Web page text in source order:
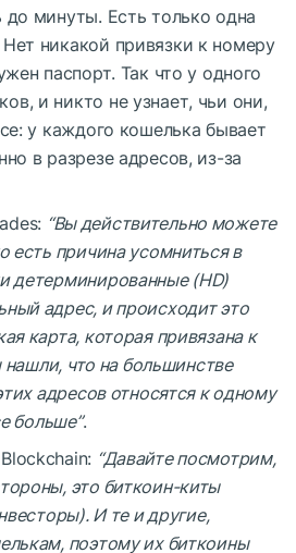
минуты. Есть только одна
никакой привязки к номеру
паспорт. Так что у одного
и никто не узнает, чьи они,
у каждого кошелька бывает
в разрезе адресов, из-за
“Вы действительно можете
есть причина усомниться в
детерминированные (HD)
адрес, и происходит это
карта, которая привязана к
что на большинстве
адресов относятся к одному
больше”.
“Давайте посмотрим,
это биткоин-киты
И те и другие,
поэтому их биткоины